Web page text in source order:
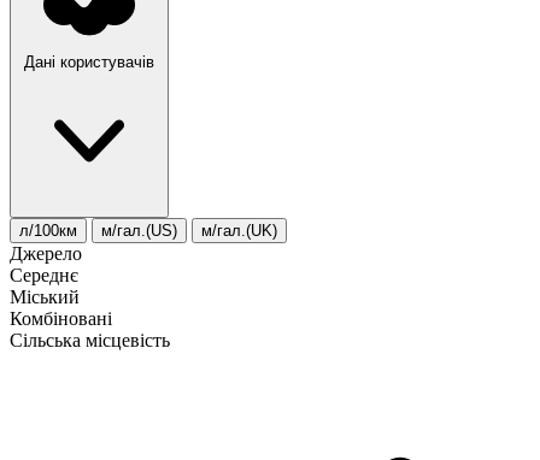
Дані користувачів
л/100км м/гал.(US) м/гал.(UK)
Джерело
Середнє
Міський
Комбіновані
Сільська місцевість